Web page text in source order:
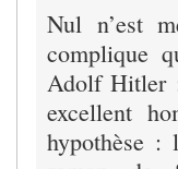
Nul n’est
complique
Adolf Hitler
excellent
hypothèse :